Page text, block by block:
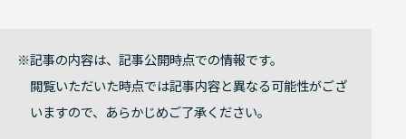
記事の内容は、記事公開時点での情報です。
閲覧いただいた時点では記事内容と異なる可能性がござ
いますので、あらかじめご了承ください。